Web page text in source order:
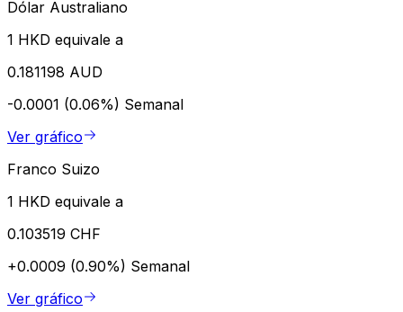
Dólar Australiano
1 HKD equivale a
0.181198 AUD
-0.0001 (0.06%) Semanal
Ver gráfico
Franco Suizo
1 HKD equivale a
0.103519 CHF
+0.0009 (0.90%) Semanal
Ver gráfico